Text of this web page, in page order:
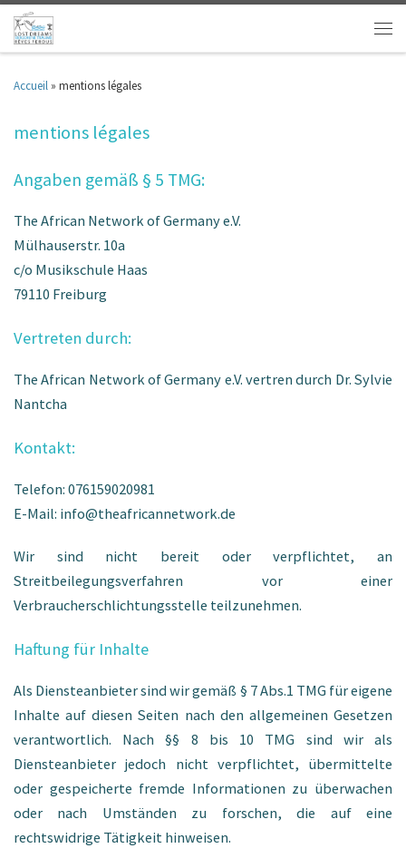
Accueil » mentions légales
mentions légales
Angaben gemäß § 5 TMG:
The African Network of Germany e.V.
Mülhauserstr. 10a
c/o Musikschule Haas
79110 Freiburg
Vertreten durch:
The African Network of Germany e.V. vertren durch Dr. Sylvie
Nantcha
Kontakt:
Telefon: 076159020981
E-Mail: info@theafricannetwork.de
Wir sind nicht bereit oder verpflichtet, an
Streitbeilegungsverfahren vor einer
Verbraucherschlichtungsstelle teilzunehmen.
Haftung für Inhalte
Als Diensteanbieter sind wir gemäß § 7 Abs.1 TMG für eigene
Inhalte auf diesen Seiten nach den allgemeinen Gesetzen
verantwortlich. Nach §§ 8 bis 10 TMG sind wir als
Diensteanbieter jedoch nicht verpflichtet, übermittelte
oder gespeicherte fremde Informationen zu überwachen
oder nach Umständen zu forschen, die auf eine
rechtswidrige Tätigkeit hinweisen.